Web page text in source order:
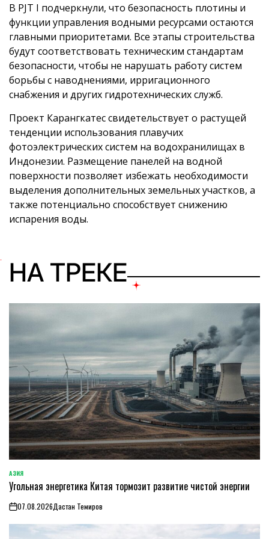
В PJT I подчеркнули, что безопасность плотины и
функции управления водными ресурсами остаются
главными приоритетами. Все этапы строительства
будут соответствовать техническим стандартам
безопасности, чтобы не нарушать работу систем
борьбы с наводнениями, ирригационного
снабжения и других гидротехнических служб.
Проект Карангкатес свидетельствует о растущей
тенденции использования плавучих
фотоэлектрических систем на водохранилищах в
Индонезии. Размещение панелей на водной
поверхности позволяет избежать необходимости
выделения дополнительных земельных участков, а
также потенциально способствует снижению
испарения воды.
НА ТРЕКЕ
ОПУБЛИКОВАНО
В
АЗИЯ
Угольная энергетика Китая тормозит развитие чистой энергии
on07.08.2026Дастан Темиров